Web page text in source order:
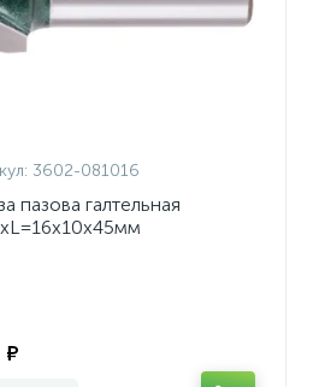
3602-081016
пазова галтельная
₽